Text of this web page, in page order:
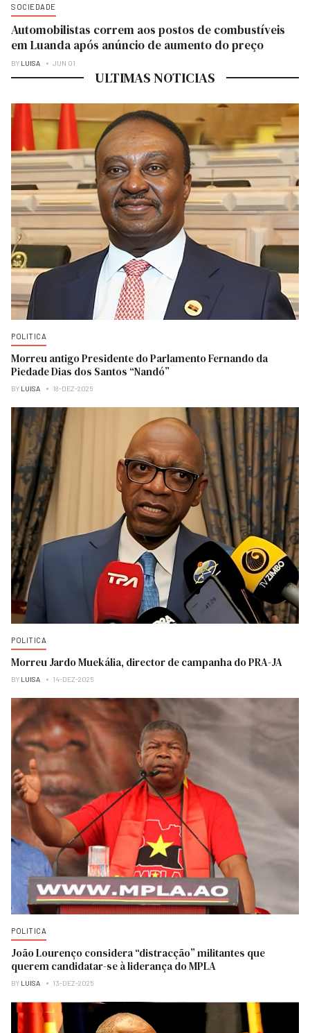
SOCIEDADE
Automobilistas correm aos postos de combustíveis
em Luanda após anúncio de aumento do preço
BY LUISA JUN 01
ULTIMAS NOTICIAS
POLITICA
Morreu antigo Presidente do Parlamento Fernando da
Piedade Dias dos Santos “Nandó”
BY LUISA 18-DEZ-2025
POLITICA
Morreu Jardo Muekália, director de campanha do PRA-JA
BY LUISA 14-DEZ-2025
POLITICA
João Lourenço considera “distracção” militantes que
querem candidatar-se à liderança do MPLA
BY LUISA 13-DEZ-2025